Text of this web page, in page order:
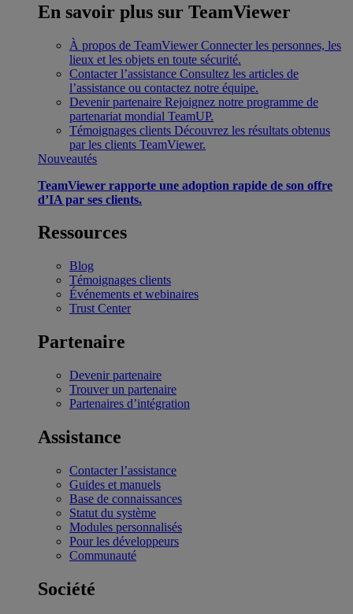
En savoir plus sur TeamViewer
À propos de TeamViewer Connecter les personnes, les
lieux et les objets en toute sécurité.
Contacter l’assistance Consultez les articles de
l’assistance ou contactez notre équipe.
Devenir partenaire Rejoignez notre programme de
partenariat mondial TeamUP.
Témoignages clients Découvrez les résultats obtenus
par les clients TeamViewer.
Nouveautés
TeamViewer rapporte une adoption rapide de son offre
d’IA par ses clients.
Ressources
Blog
Témoignages clients
Événements et webinaires
Trust Center
Partenaire
Devenir partenaire
Trouver un partenaire
Partenaires d’intégration
Assistance
Contacter l’assistance
Guides et manuels
Base de connaissances
Statut du système
Modules personnalisés
Pour les développeurs
Communauté
Société